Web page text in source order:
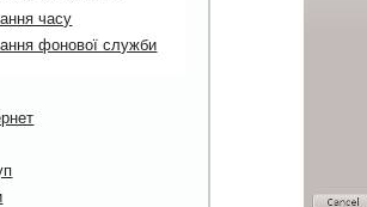
часу
фонової служби